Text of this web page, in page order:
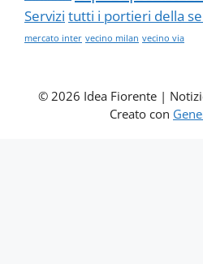
Servizi tutti i portieri della
mercato inter vecino milan vecino via
© 2026 Idea Fiorente |
Creato con